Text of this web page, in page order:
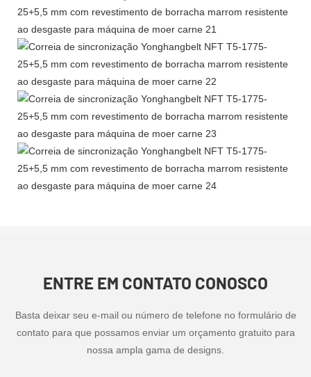
ENTRE EM CONTATO CONOSCO
Basta deixar seu e-mail ou número de telefone no formulário de
contato para que possamos enviar um orçamento gratuito para
nossa ampla gama de designs.